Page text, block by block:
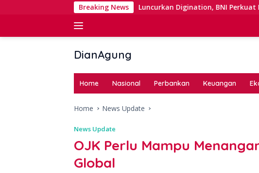
Breaking News
Luncurkan Digination, BNI Perkuat Digital
DianAgung
Web
Insights
Home Nasional Perbankan Keuangan
Home News Update
News Update
OJK Perlu Mampu
Global